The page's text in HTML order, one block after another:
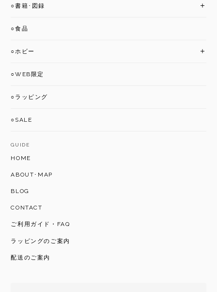
○書籍･図録
○食品
○ホビー
○WEB限定
○ラッピング
○SALE
GUIDE
HOME
ABOUT･MAP
BLOG
CONTACT
ご利用ガイド・FAQ
ラッピングのご案内
配送のご案内